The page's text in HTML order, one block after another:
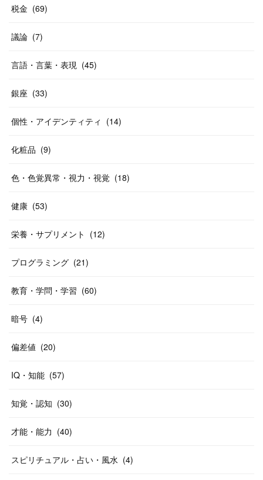
税金 (69)
議論 (7)
言語・言葉・表現 (45)
銀座 (33)
個性・アイデンティティ (14)
化粧品 (9)
色・色覚異常・視力・視覚 (18)
健康 (53)
栄養・サプリメント (12)
プログラミング (21)
教育・学問・学習 (60)
暗号 (4)
偏差値 (20)
IQ・知能 (57)
知覚・認知 (30)
才能・能力 (40)
スピリチュアル・占い・風水 (4)